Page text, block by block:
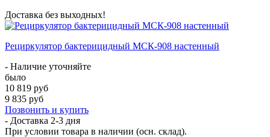
Доставка без выходных!
Рециркулятор бактерицидный МСК-908 настенный
- Наличие уточняйте
было
10 819 руб
9 835 руб
Позвонить и купить
- Доставка 2-3 дня
При условии товара в наличии (осн. склад).